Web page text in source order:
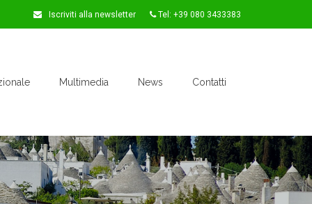
Iscriviti alla newsletter Tel: +39 080 3433383
Multimedia News Contatti